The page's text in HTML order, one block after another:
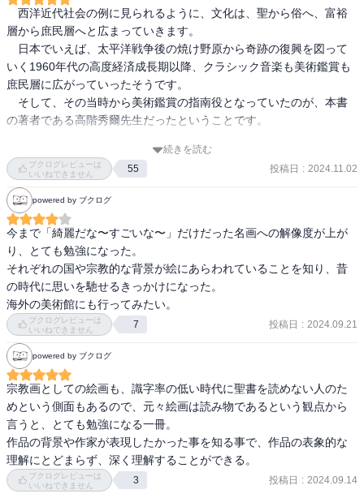
の治下に創設された芸術アカデミーは、その後フランスの美術行政
の中心となり、いわゆる「アカデミズム」を形成していったが、そ
のアカデミーを支えていた美学理念は、古典主義のそれだったので
ある。」
—『カラー版　名画を見る眼　Ⅰ　油彩画誕生からマネまで (岩波新
書)』高階 秀爾著
「フランス美術特有のこのような格調高い厳しさは、デカルトに代
表される徹底した合理主義や、パスカルやラシーヌを生み出した厳
しいジャンセニスムの精神と同じ根を持つものであるが、祖国を遠
く離れてイタリアで制作を続けながらも、プーサンは遂にフランス
人の魂を失わなかったのである。」
—『カラー版　名画を見る眼　Ⅰ　油彩画誕生からマネまで (岩波新
書)』高階 秀爾著
「その光の効果の表現において、フェルメールほど調和のとれた魅
力をたたえている画家は、おそらくほかにない。例えば壁の上にか
けられたオランダの地図が、多少折り目がついたり皺になったりし
ている様子をこれほどまで正確にわれわれに伝えてくれるのは、そ
の上にあたる光と影の戯れが一分の隙もないほど精密に再現されて
いるからである。あるいは、天井から吊り下げられた豪華なシャン
デリアに光がまつわりついて輝いている効果を指摘してもよい。そ
こでは、光が、まるで輝かしい水滴のように、真鍮の曲がりくねっ
た枝を濡らしている。いや、というよりも、シャンデリアそのもの
が、溢れるほどの明るい光を凝集させるためだけにそこにあるかの
ようである。ザルツブルクの塩坑のなかで、水に投げこまれた枯れ
合わせて考えるとかなり面白い
西洋近代社会の例に見られるように、文化は、聖から俗へ、富裕
層から庶民層へと広まっていきます。
日本でいえば、太平洋戦争後の焼け野原から奇跡の復興を図って
いく1960年代の高度経済成長期以降、クラシック音楽も美術鑑賞も
庶民層に広がっていったそうです。
そして、その当時から美術鑑賞の指南役となっていたのが、本書
の著者である高階秀爾先生だったということです。
わたしが、高階先生を知ったのは、ＮＨＫ教育テレビ（今のＥテ
レね）の「日曜美術館」という番組でした。
丁寧に作品の解説をしていらっしゃいました。
その語り口はエレガントで、時にはお洒落な冗談もおっしゃる。
子どものくせに、知的なものを精一杯背伸びして吸収しようとし
ていた当時のわたしには分かりませんでしたが、後に、これがエス
プリというものだと知りました。
この本の初版は1969年10月。カラー版の本書は2023年5月に発行
されています。
作品の批評は微に入り細に及び、膨大な知識と緻密な研究成果から
解説されています。
美術作品の部分を捉えて仔細に描写していく筆致は、まるでフラ
ンス近代ロマン派作家のユゴーやバルザックの背景描写を読んでい
るように的確であり流麗です。
また、西洋文化の基盤となっているキリスト教の秘蹟やギリシア
哲学から連なる2500年間の思想背景も併せて説明してくださってい
ます。
続きを読む
ブクログレビューは
いいねできません
55 投稿日 : 2024.11.02
powered by ブクログ
今まで「綺麗だな〜すごいな〜」だけだった名画への解像度が上が
り、とても勉強になった。
それぞれの国や宗教的な背景が絵にあらわれていることを知り、昔
の時代に思いを馳せるきっかけになった。
海外の美術館にも行ってみたい。
ブクログレビューは
いいねできません
7 投稿日 : 2024.09.21
powered by ブクログ
宗教画としての絵画も、識字率の低い時代に聖書を読めない人のた
めという側面もあるので、元々絵画は読み物であるという観点から
言うと、とても勉強になる一冊。
作品の背景や作家が表現したかった事を知る事で、作品の表象的な
理解にとどまらず、深く理解することができる。
ブクログレビューは
いいねできません
3 投稿日 : 2024.09.14